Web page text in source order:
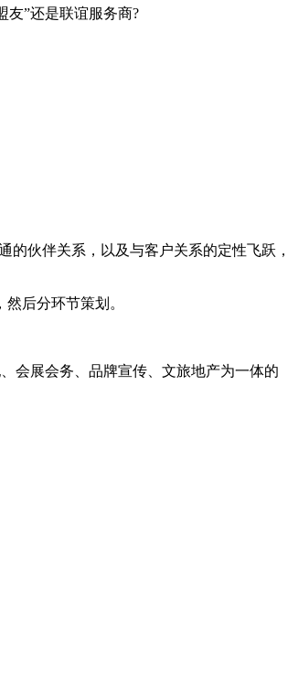
”还是联谊服务商?
伙伴关系，以及与客户关系的定性飞跃，
后分环节策划。
展会务、品牌宣传、文旅地产为一体的